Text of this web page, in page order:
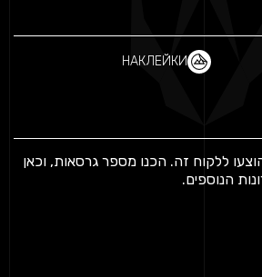
НАКЛЕЙКИ
ללקוח זה. הכנו מספר גרסאות, וכאן
הנוספים.